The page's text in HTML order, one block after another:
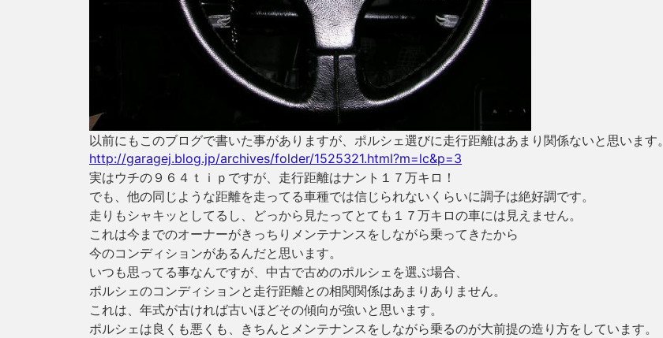
以前にもこのブログで書いた事がありますが、ポルシェ選びに走行距離はあまり関係ないと思います。
http://garagej.blog.jp/archives/folder/1525321.html?m=lc&p=3
実はウチの９６４ｔｉｐですが、走行距離はナント１７万キロ！
でも、他の同じような距離を走ってる車種では信じられないくらいに調子は絶好調です。
走りもシャキッとしてるし、どっから見たってとても１７万キロの車には見えません。
これは今までのオーナーがきっちりメンテナンスをしながら乗ってきたから
今のコンディションがあるんだと思います。
いつも思ってる事なんですが、中古で古めのポルシェを選ぶ場合、
ポルシェのコンディションと走行距離との相関関係はあまりありません。
これは、年式が古ければ古いほどその傾向が強いと思います。
ポルシェは良くも悪くも、きちんとメンテナンスをしながら乗るのが大前提の造り方をしています。